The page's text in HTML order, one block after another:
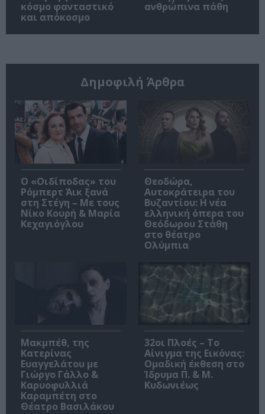
κόσμο φανταστικό
και απόκοσμο
ανθρώπινα πάθη
Δημοφιλή Άρθρα
O «Οιδίποδας» του
Ρόμπερτ Άικ ξανά
στη Στέγη – Με τους
Νίκο Κουρή & Μαρία
Κεχαγιόγλου
Θεοδώρα,
Αυτοκράτειρα του
Βυζαντίου: Η νέα
ελληνική όπερα του
Θεόδωρου Στάθη
στο θέατρο
Ολύμπια
Μακμπέθ, της
Κατερίνας
Ευαγγελάτου με
Γιώργο Γάλλο &
Καρυοφυλλιά
Καραμπέτη στο
Θέατρο Βασιλάκου
32οι Πλοές – Το
Αίνιγμα της Εικόνας:
Ομαδική έκθεση στο
Ίδρυμα Π. & Μ.
Κυδωνιέως